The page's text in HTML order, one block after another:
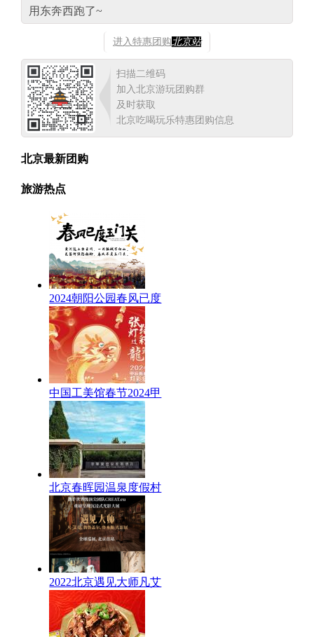
用东奔西跑了~
扫描二维码
加入北京游玩团购群
及时获取
北京吃喝玩乐特惠团购信息
进入特惠团购北京站
北京最新团购
旅游热点
2024朝阳公园春风已度
中国工美馆春节2024甲
北京春晖园温泉度假村
2022北京遇见大师凡艾